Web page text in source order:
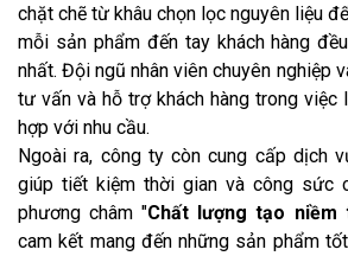
chặt chẽ từ khâu chọn lọc nguyên liệu
mỗi sản phẩm đến tay khách hàng
nhất. Đội ngũ nhân viên chuyên nghiệp
tư vấn và hỗ trợ khách hàng trong việc
hợp với nhu cầu.
Ngoài ra, công ty còn cung cấp dịch
giúp tiết kiệm thời gian và công sức
phương châm "Chất lượng tạo niềm
cam kết mang đến những sản phẩm